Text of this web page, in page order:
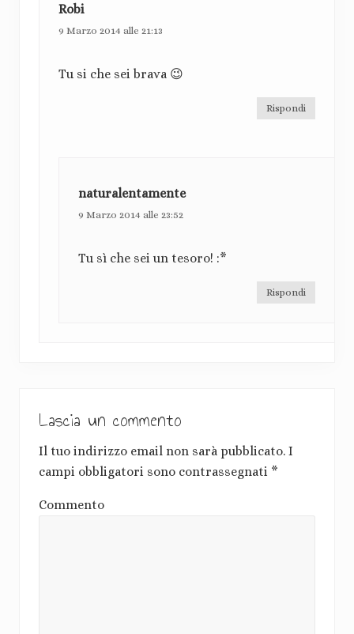
Robi
9 Marzo 2014 alle 21:13
Tu si che sei brava 😉
Rispondi
naturalentamente
9 Marzo 2014 alle 23:52
Tu sì che sei un tesoro! :*
Rispondi
Lascia un commento
Il tuo indirizzo email non sarà pubblicato. I
campi obbligatori sono contrassegnati *
Commento